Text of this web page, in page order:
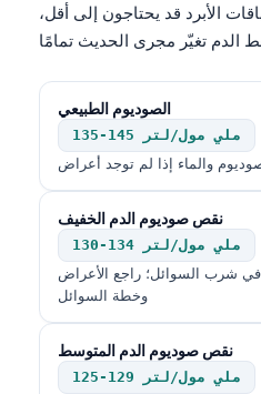
الأبرد قد يحتاجون إلى أقل،
الصوديوم الطبيعي
135-145 ملي مول/لتر
والماء إذا لم توجد أعراض
نقص صوديوم الدم الخفيف
130-134 ملي مول/لتر
شرب السوائل؛ راجع الأعراض
وخطة السوائل
نقص صوديوم الدم المتوسط
125-129 ملي مول/لتر